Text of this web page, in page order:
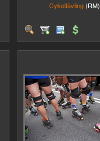
Cykeltävling (RM)